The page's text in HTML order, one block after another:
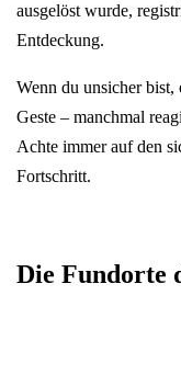
ausgelöst wurde,
Entdeckung.
Wenn du unsicher
Geste – manchmal
Achte immer auf den
Fortschritt.
Die Fundorte